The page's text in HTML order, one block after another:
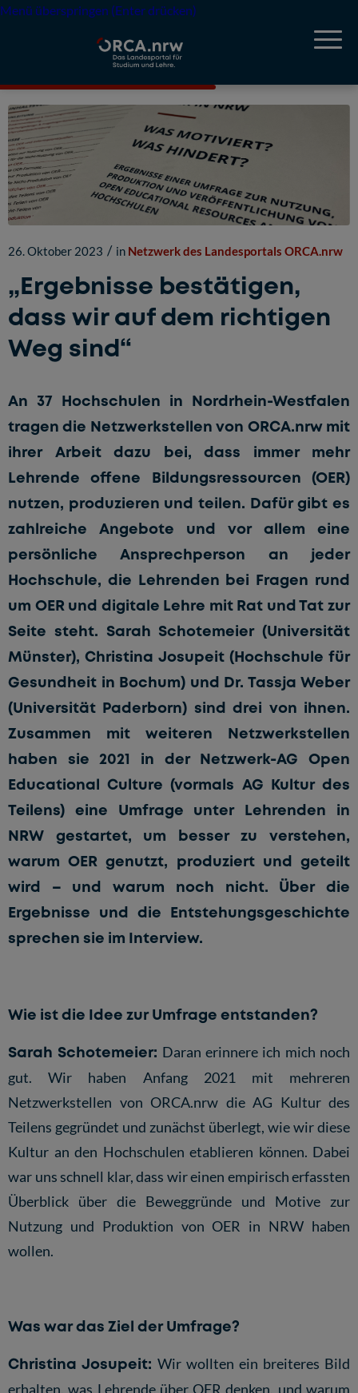
Menü überspringen (Enter drücken)
„Ergebnisse bestätigen,
dass wir auf dem richtigen
Weg sind“
26. Oktober 2023 / in Netzwerk des Landesportals ORCA.nrw
An 37 Hochschulen in Nordrhein-Westfalen
tragen die Netzwerkstellen von ORCA.nrw mit
ihrer Arbeit dazu bei, dass immer mehr
Lehrende offene Bildungsressourcen (OER)
nutzen, produzieren und teilen. Dafür gibt es
zahlreiche Angebote und vor allem eine
persönliche Ansprechperson an jeder
Hochschule, die Lehrenden bei Fragen rund
um OER und digitale Lehre mit Rat und Tat zur
Seite steht. Sarah Schotemeier (Universität
Münster), Christina Josupeit (Hochschule für
Gesundheit in Bochum) und Dr. Tassja Weber
(Universität Paderborn) sind drei von ihnen.
Zusammen mit weiteren Netzwerkstellen
haben sie 2021 in der Netzwerk-AG Open
Educational Culture (vormals AG Kultur des
Teilens) eine Umfrage unter Lehrenden in
NRW gestartet, um besser zu verstehen,
warum OER genutzt, produziert und geteilt
wird – und warum noch nicht. Über die
Ergebnisse und die Entstehungsgeschichte
sprechen sie im Interview.
Wie ist die Idee zur Umfrage entstanden?
Sarah Schotemeier: Daran erinnere ich mich noch
gut. Wir haben Anfang 2021 mit mehreren
Netzwerkstellen von ORCA.nrw die AG Kultur des
Teilens gegründet und zunächst überlegt, wie wir diese
Kultur an den Hochschulen etablieren können. Dabei
war uns schnell klar, dass wir einen empirisch erfassten
Überblick über die Beweggründe und Motive zur
Nutzung und Produktion von OER in NRW haben
wollen.
Was war das Ziel der Umfrage?
Christina Josupeit: Wir wollten ein breiteres Bild
erhalten, was Lehrende über OER denken, und warum